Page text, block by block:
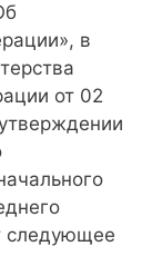
в
от 02
следующее